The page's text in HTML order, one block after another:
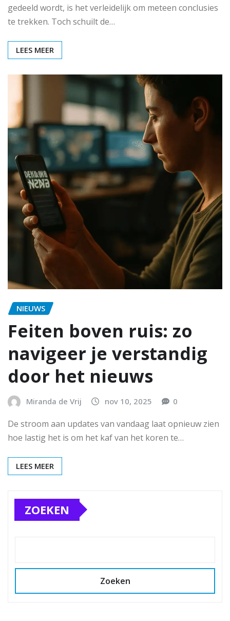
gedeeld wordt, is het verleidelijk om meteen conclusies
te trekken. Toch schuilt de…
LEES MEER
NIEUWS
Feiten boven ruis: zo
navigeer je verstandig
door het nieuws
Miranda de Vrij nov 10, 2025 0
De stroom aan updates van vandaag laat opnieuw zien
hoe lastig het is om het kaf van het koren te…
LEES MEER
ZOEKEN
Zoeken